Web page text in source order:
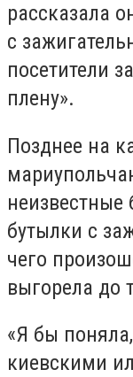
рассказала
с
посетители
плену».
Позднее на
неизвестные
бутылки с
чего
выгорела до
«Я бы
киевскими